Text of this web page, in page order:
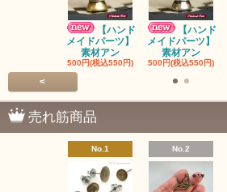
【ハンド
メイドパーツ】
素材アン
500円(税込550円)
【ハンド
メイドパーツ】
素材アン
500円(税込550円)
<
売れ筋商品
No.1 No.2